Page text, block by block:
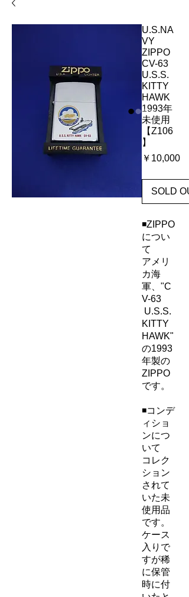
U.S.NA
VY
ZIPPO
CV-63
U.S.S.
KITTY
HAWK
1993年
未使用
【Z106
】
￥10,000価
SOLD
◾️ZIPPO
につい
て
アメリ
カ海
軍、"C
V-63
U.S.S.
KITTY
HAWK"
の1993
年製の
ZIPPO
です。
◾️コンデ
ィショ
ンにつ
いて
コレク
ション
されて
いた未
使用品
です。
ケース
入りで
すが稀
に保管
時に付